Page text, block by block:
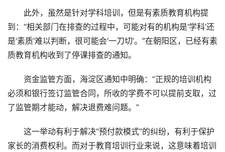
此外，虽然是针对学科培训，但是有素质教育机构提
到：“相关部门在排查的过程中，可能对有的机构是‘学科’还
是‘素质’难以判断，很可能会‘一刀切’。”在朝阳区，已经有素
质教育机构收到了停课排查的通知。
资金监管方面，海淀区通知中明确：“正规的培训机构
必须和银行签订监管合同，所收的学费不可以提前支取，过
了监管期才能动，解决退费难问题。”
这一举动有利于解决“预付款模式”的纠纷，有利于保护
家长的消费权利。而对于教育培训行业来说，这意味着培训